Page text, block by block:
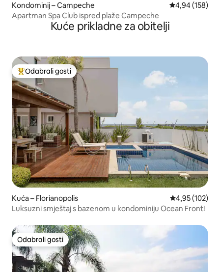
Kondominij – Campeche Prosječna
4,94 (158)
Apartman Spa Club ispred plaže Campeche
Kuće prikladne za obitelji
Među najviše rangiranima s oznakom „Odabrali gosti”
Odabrali gosti
Kuća – Florianopolis Prosječna
4,95 (102)
Luksuzni smještaj s bazenom u kondominiju Ocean Front!
Odabrali gosti
Odabrali gosti